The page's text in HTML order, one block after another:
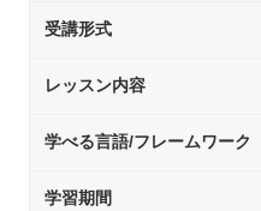
受講形式
レッスン内容
学べる言語/フレームワーク
学習期間